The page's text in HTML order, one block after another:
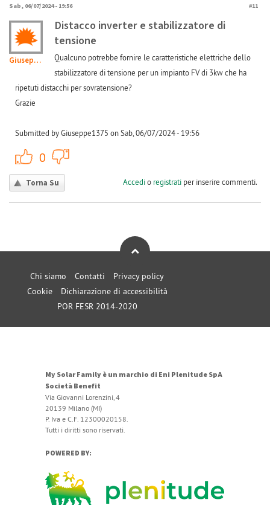
Sab, 06/07/2024 - 19:56 #11
Giuseppe1375
Distacco inverter e stabilizzatore di
tensione
Qualcuno potrebbe fornire le caratteristiche elettriche dello
stabilizzatore di tensione per un impianto FV di 3kw che ha
ripetuti distacchi per sovratensione?
Grazie
Submitted by Giuseppe1375 on Sab, 06/07/2024 - 19:56
0
Torna Su Accedio registratiper inserire commenti.
Chi siamo Contatti
Privacy policy
Cookie
Dichiarazione di accessibilità
POR FESR 2014-2020
My Solar Family è un marchio di Eni Plenitude SpA
Società Benefit
Via Giovanni Lorenzini, 4
20139 Milano (MI)
P. Iva e C.F. 12300020158.
Tutti i diritti sono riservati.
POWERED BY: